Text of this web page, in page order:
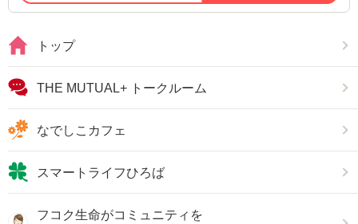
トップ
THE MUTUAL+ トークルーム
なでしこカフェ
スマートライフひろば
フコク生命がコミュニティを